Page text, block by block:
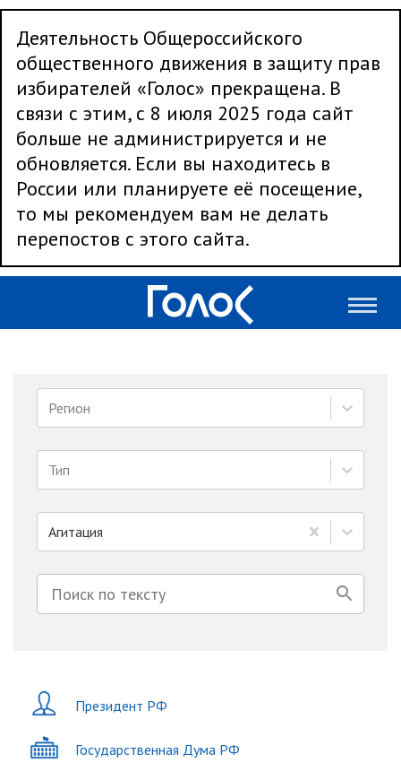
Деятельность Общероссийского
общественного движения в защиту прав
избирателей «Голос» прекращена. В
связи с этим, с 8 июля 2025 года сайт
больше не администрируется и не
обновляется. Если вы находитесь в
России или планируете её посещение,
то мы рекомендуем вам не делать
перепостов с этого сайта.
Регион
Тип
Агитация
Президент РФ
Государственная Дума РФ